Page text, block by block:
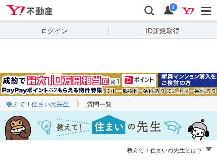
検索 通知
i
ログイン ID新規取得
キーワードで
質問を探す
教えて！住まいの先生 質問一覧
教えて！住まいの先生とは？